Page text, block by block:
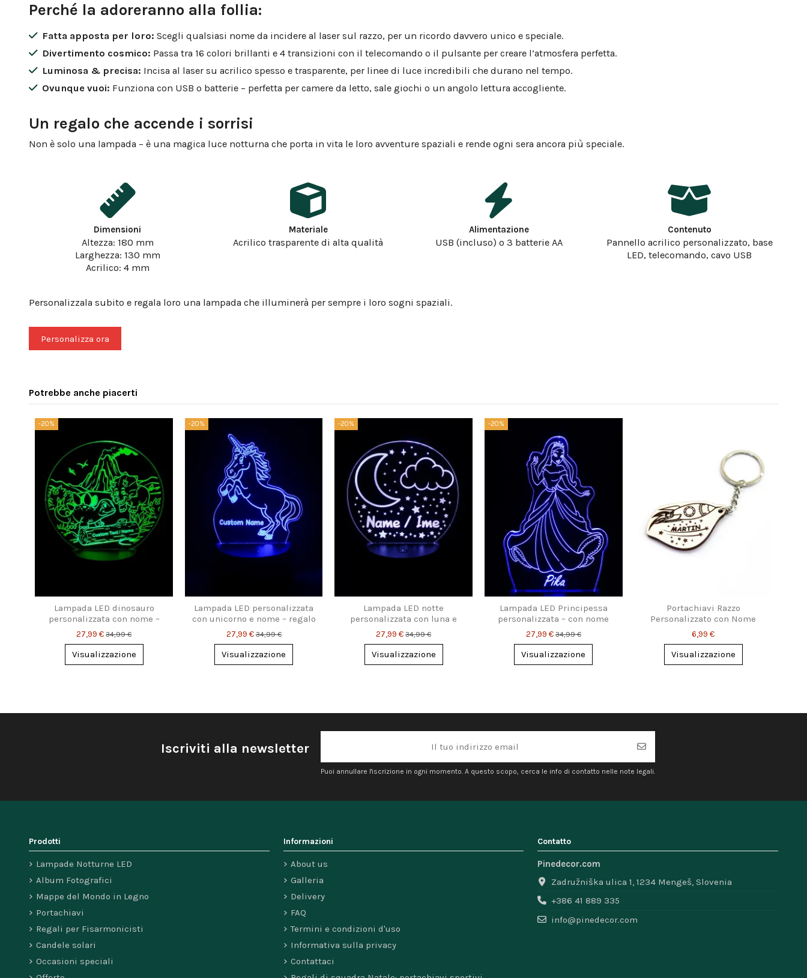
Perché la adoreranno alla follia:
Fatta apposta per loro: Scegli qualsiasi nome da incidere al laser sul razzo, per un ricordo davvero unico e speciale.
Divertimento cosmico: Passa tra 16 colori brillanti e 4 transizioni con il telecomando o il pulsante per creare l’atmosfera perfetta.
Luminosa & precisa: Incisa al laser su acrilico spesso e trasparente, per linee di luce incredibili che durano nel tempo.
Ovunque vuoi: Funziona con USB o batterie – perfetta per camere da letto, sale giochi o un angolo lettura accogliente.
Un regalo che accende i sorrisi
Non è solo una lampada – è una magica luce notturna che porta in vita le loro avventure spaziali e rende ogni sera ancora più speciale.
Dimensioni
Altezza: 180 mm
Larghezza: 130 mm
Acrilico: 4 mm
Materiale
Acrilico trasparente di alta qualità
Alimentazione
USB (incluso) o 3 batterie AA
Contenuto
Pannello acrilico personalizzato, base
LED, telecomando, cavo USB
Personalizzala subito e regala loro una lampada che illuminerà per sempre i loro sogni spaziali.
Personalizza ora
Potrebbe anche piacerti
-20%
Lampada LED dinosauro
personalizzata con nome –
Idea regalo fantastica
27,99 €34,99 €
Visualizzazione
-20%
Lampada LED personalizzata
con unicorno e nome – regalo
magico per bambini
27,99 €34,99 €
Visualizzazione
-20%
Lampada LED notte
personalizzata con luna e
stelle – con nome per
bambini
27,99 €34,99 €
Visualizzazione
-20%
Lampada LED Principessa
personalizzata – con nome
inciso per cameretta
27,99 €34,99 €
Visualizzazione
Portachiavi Razzo
Personalizzato con Nome
Inciso
6,99 €
Visualizzazione
Iscriviti alla newsletter
Puoi annullare l'iscrizione in ogni momento. A questo scopo, cerca le info di contatto nelle note legali.
Prodotti
Lampade Notturne LED
Album Fotografici
Mappe del Mondo in Legno
Portachiavi
Regali per Fisarmonicisti
Candele solari
Occasioni speciali
Informazioni
About us
Galleria
Delivery
FAQ
Termini e condizioni d'uso
Informativa sulla privacy
Contattaci
Contatto
Pinedecor.com
Zadružniška ulica 1, 1234 Mengeš, Slovenia
+386 41 889 335
info@pinedecor.com